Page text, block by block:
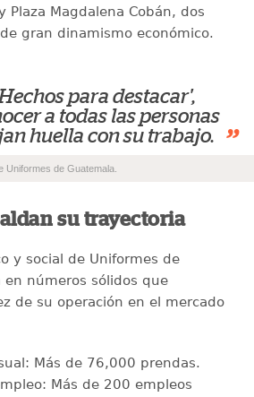
Plaza Magdalena Cobán, dos
gran dinamismo económico.
para destacar',
a todas las personas
huella con su trabajo.
”
Uniformes de Guatemala.
su trayectoria
y social de Uniformes de
en números sólidos que
de su operación en el mercado
Más de 76,000 prendas.
Más de 200 empleos